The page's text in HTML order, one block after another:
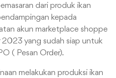
dari produk ikan
kepada
akun marketplace shoppe
yang sudah siap untuk
( Pesan Order).
melakukan produksi ikan